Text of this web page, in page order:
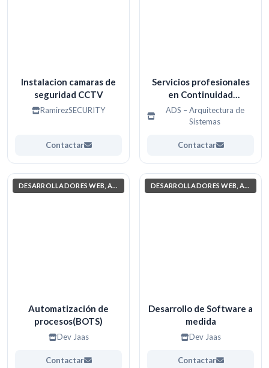
Instalacion camaras de
seguridad CCTV
RamirezSECURITY
Contactar
Servicios profesionales
en Continuidad
Operacional,
Infraestructura TI,
ADS – Arquitectura de
Sistemas
Contactar
DESARROLLADORES WEB, APPS. (PROGRAMACIÓN)
Automatización de
procesos(BOTS)
Dev Jaas
Contactar
DESARROLLADORES WEB, APPS. (PROGRAMACIÓN)
Desarrollo de Software a
medida
Dev Jaas
Contactar